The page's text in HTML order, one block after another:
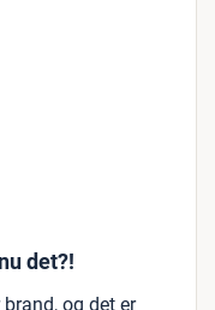
det?!
og det er